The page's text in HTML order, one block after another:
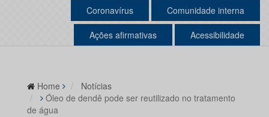
Coronavírus Comunidade interna
Ações afirmativas Acessibilidade
Home
Notícias
Óleo de dendê pode ser reutilizado no tratamento
de água